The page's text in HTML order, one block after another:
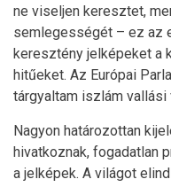
ne viseljen keresztet,
semlegességét – ez az
keresztény jelképeket a
hitűeket. Az Európai
tárgyaltam iszlám vallási
Nagyon határozottan
hivatkoznak, fogadatlan
a jelképek. A világot